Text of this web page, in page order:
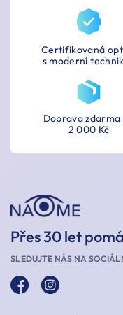
Certifikovaná
s moderní
Doprava zdarma
2 000 Kč
Přes 30 let
SLEDUJTE NÁS NA